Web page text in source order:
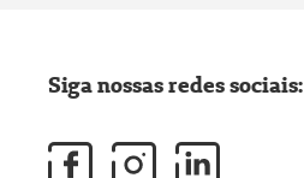
Siga nossas redes sociais: